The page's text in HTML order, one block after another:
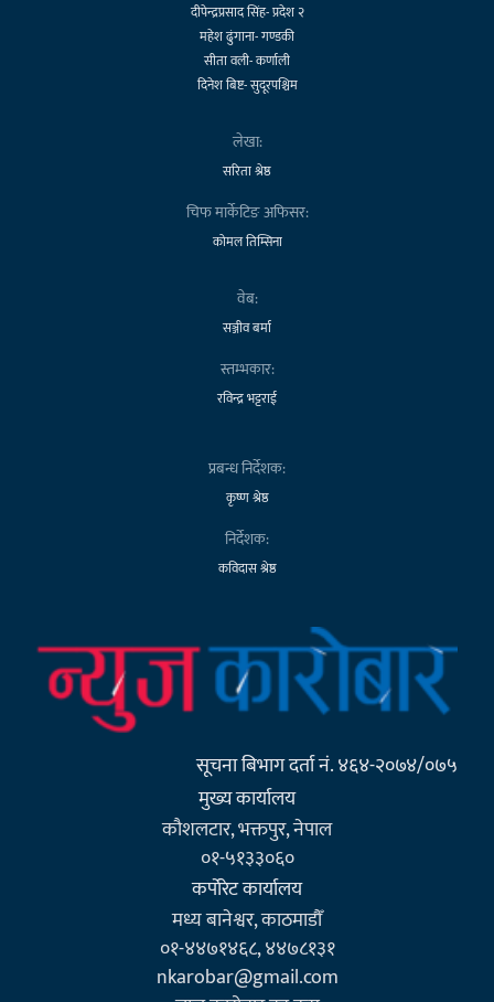
दीपेन्द्रप्रसाद सिंह- प्रदेश २
महेश ढुंगाना- गण्डकी
सीता वली- कर्णाली
दिनेश बिष्ट- सुदूरपश्चिम
लेखा:
सरिता श्रेष्ठ
चिफ मार्केटिङ अफिसर:
कोमल तिम्सिना
वेब:
सञ्जीव बर्मा
स्तम्भकार:
रविन्द्र भट्टराई
प्रबन्ध निर्देशक:
कृष्ण श्रेष्ठ
निर्देशक:
कविदास श्रेष्ठ
सूचना बिभाग दर्ता नं. ४६४-२०७४/०७५
मुख्य कार्यालय
कौशलटार, भक्तपुर, नेपाल
०१-५१३३०६०
कर्पाेरेट कार्यालय
मध्य बानेश्वर, काठमाडौँ
०१-४४७१४६८, ४४७८१३१
nkarobar@gmail.com